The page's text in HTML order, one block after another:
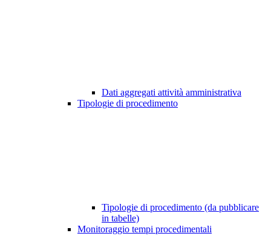
Dati aggregati attività amministrativa
Tipologie di procedimento
Tipologie di procedimento (da pubblicare
in tabelle)
Monitoraggio tempi procedimentali